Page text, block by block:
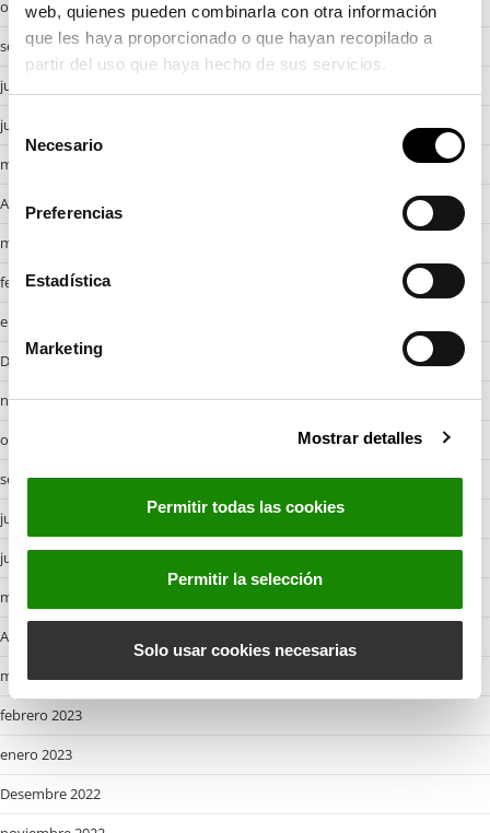
web, quienes pueden combinarla con otra información
que les haya proporcionado o que hayan recopilado a
partir del uso que haya hecho de sus servicios.
e
i
d
t
i
i
e
n
t
o
Necesario
Preferencias
Estadística
Marketing
Mostrar detalles
Permitir todas las cookies
Permitir la selección
Solo usar cookies necesarias
octubre 2024
septiembre 2024
julio 2024
junio 2024
mayo 2024
Abril 2024
marzo 2024
febrero 2024
enero 2024
Desembre 2023
noviembre 2023
octubre 2023
septiembre 2023
julio 2023
junio 2023
mayo 2023
Abril 2023
marzo 2023
febrero 2023
enero 2023
Desembre 2022